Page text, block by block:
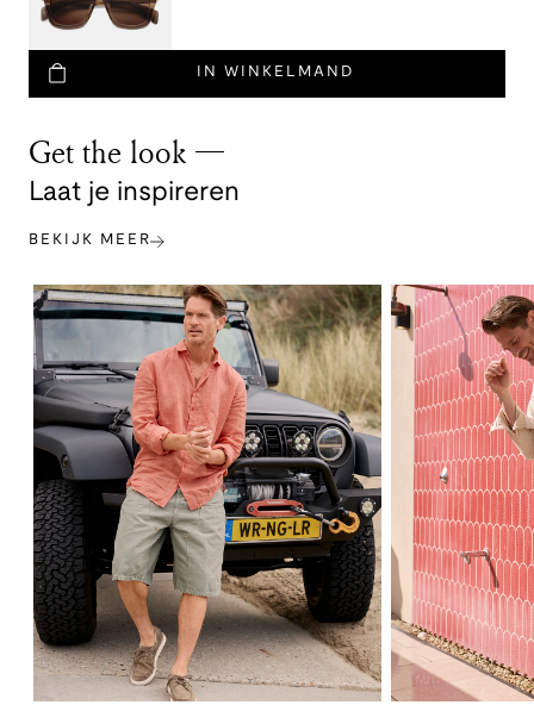
IN WINKELMAND
Get the look
Laat je inspireren
BEKIJK MEER